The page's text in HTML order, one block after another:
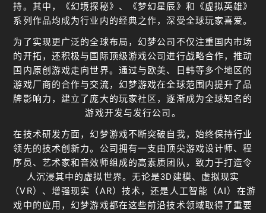
持。其中，《幻境探秘》、《梦幻星辰》和《虚拟英雄》
系列作品均成为行业内的经典之作，深受全球玩家喜爱。
为了实现更广泛的全球布局，幻梦公司不仅注重国内市场
的开拓，还积极与国际顶级游戏公司进行战略合作，推动
国内原创游戏走向世界。通过与欧美、日韩等多个地区的
游戏厂商的合作与交流，幻梦游戏在全球范围内提升了品
牌影响力，建立了庞大的玩家社区，逐渐成为全球知名的
游戏开发与发行公司。
在技术研发方面，幻梦游戏不断突破自我，始终保持行业
领先的技术创新力。公司拥有一支由顶尖游戏设计师、程
序员、艺术家和音效师组成的高素质团队，致力于打造令
人沉浸其中的虚拟世界。无论是3D建模、虚拟现实
（VR）、增强现实（AR）技术，还是人工智能（AI）在游
戏中的应用，幻梦游戏都在这些前沿技术领域取得了重要